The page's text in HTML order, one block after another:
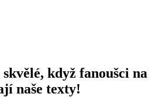
když fanoušci na
naše texty!